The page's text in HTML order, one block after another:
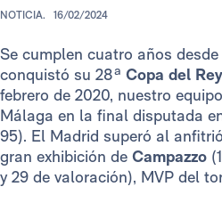
NOTICIA. 16/02/2024
Se cumplen cuatro años
conquistó su 28ª Copa del Rey
febrero de 2020, nuestro
Málaga en la final disputada
95). El Madrid superó al
gran exhibición de Campazzo
y 29 de valoración), MVP del